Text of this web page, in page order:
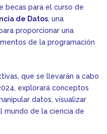
becas para el curso de
de Datos, una
proporcionar una
de la programación
que se llevarán a cabo
explorará conceptos
datos, visualizar
mundo de la ciencia de